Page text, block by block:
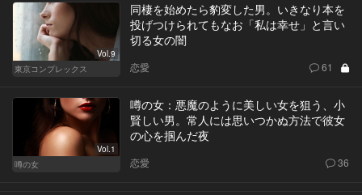
Vol.9
東京コンプレックス
同棲を始めたら豹変した男。いきなり本を
投げつけられてもなお「私は幸せ」と言い
切る女の闇
恋愛 61
Vol.1
噂の女
噂の女：悪魔のように美しい女を狙う、小
賢しい男。常人には思いつかぬ方法で彼女
の心を掴んだ夜
恋愛 36